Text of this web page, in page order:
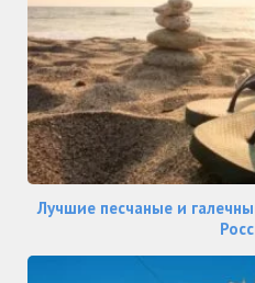
Лучшие песчаные и